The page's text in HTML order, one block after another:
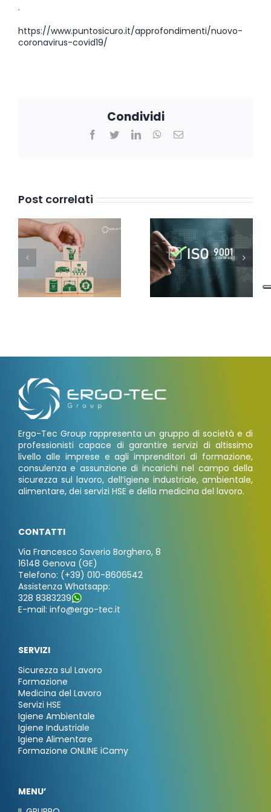
.
https://www.puntosicuro.it/approfondimenti/nuovo-
coronavirus-covid19/
Condividi
Facebook
TwitterLinkedInWhatsApp
Email
Post correlati
Ergo-Tec Group rappresenta un gruppo di società e di
professionisti capace di garantire servizi di altissimo
livello alle imprese e agli imprenditori di formazione,
consulenza e assunzione di incarichi nel campo della
sicurezza sul lavoro, dell’igiene industriale, ambientale,
alimentare, dei servizi HSE e della medicina del lavoro.
CONTATTI
Via Francesco Saverio Borghero, 8
16148 Genova (GE)
Telefono: (+39) 010-8606542
Assistenza Whatsapp:
328 8383239
E-mail: info@ergo-tec.it
SERVIZI
Sicurezza sul Lavoro
Formazione
Medicina del Lavoro
Servizi HSE
Igiene Ambientale
Igiene Industriale
Igiene Alimentare
Formazione ONLINE iCamy
MENU’